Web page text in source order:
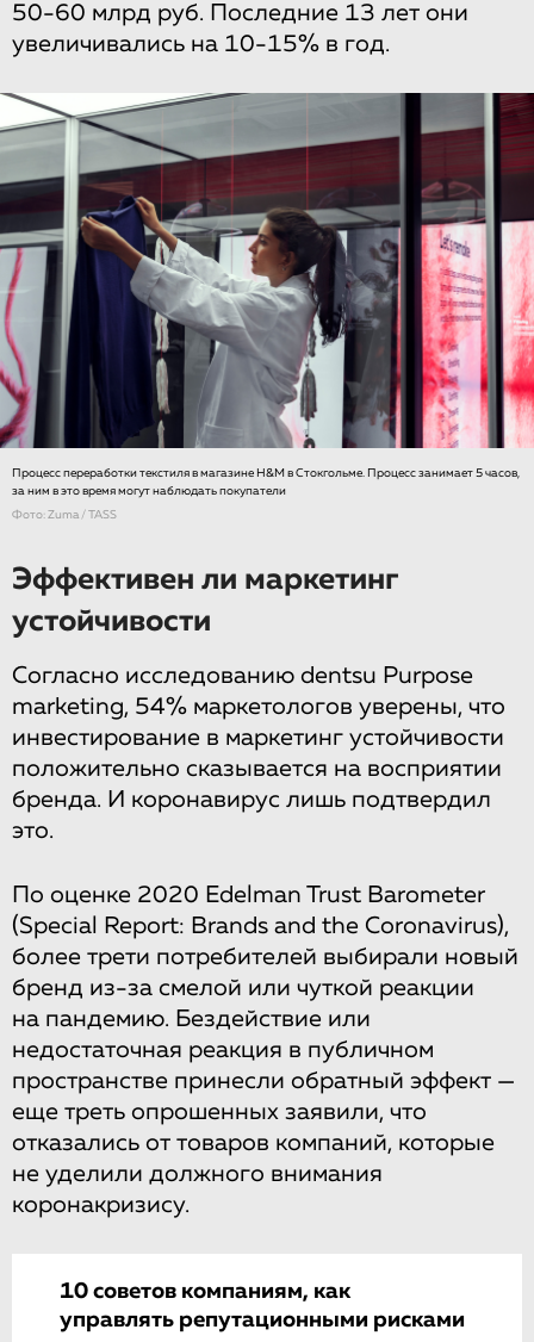
50-60 млрд руб. Последние 13 лет они
увеличивались на 10-15% в год.
Процесс переработки текстиля в магазине H&M в Стокгольме. Процесс занимает 5 часов,
за ним в это время могут наблюдать покупатели
Фото: Zuma / TASS
Эффективен ли маркетинг
устойчивости
Согласно исследованию dentsu Purpose
marketing, 54% маркетологов уверены, что
инвестирование в маркетинг устойчивости
положительно сказывается на восприятии
бренда. И коронавирус лишь подтвердил
это.
По оценке 2020 Edelman Trust Barometer
(Special Report: Brands and the Coronavirus),
более трети потребителей выбирали новый
бренд из-за смелой или чуткой реакции
на пандемию. Бездействие или
недостаточная реакция в публичном
пространстве принесли обратный эффект —
еще треть опрошенных заявили, что
отказались от товаров компаний, которые
не уделили должного внимания
коронакризису.
10 советов компаниям, как
управлять репутационными рисками